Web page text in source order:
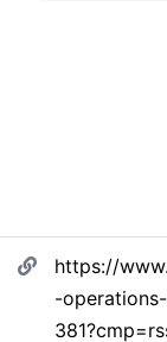
관련자료
https://
-